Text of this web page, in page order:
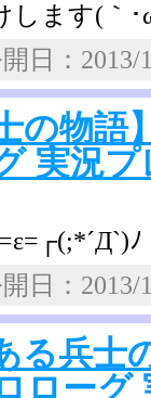
します(｀･
日：
の物
実況
ﾉ
日：
る兵士
ローグ